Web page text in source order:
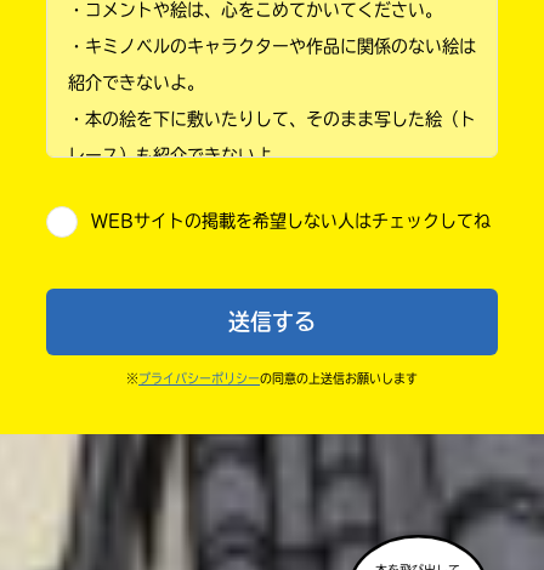
小学2年
小学4年
小学6年
中学1年
・コメントや絵は、心をこめてかいてください。
・キミノベルのキャラクターや作品に関係のない絵は
紹介できないよ。
・本の絵を下に敷いたりして、そのまま写した絵（ト
レース）も紹介できないよ。
・送ってからすぐには紹介されないので、待ってて
ならないよう気をつけてね。
・キャンペーン開催中は、投稿した後の画面にバナー
・ポプラ社の宣伝物で紹介させてもらうことがある
・かき終えたら、人を傷つけていたり、個人情報をか
きこんでいたり、字がまちがっていたりしないか、読
WEBサイトの掲載を希望しない人はチェックしてね
送信する
※ プライバシーポリシーの同意の上送信お願いします